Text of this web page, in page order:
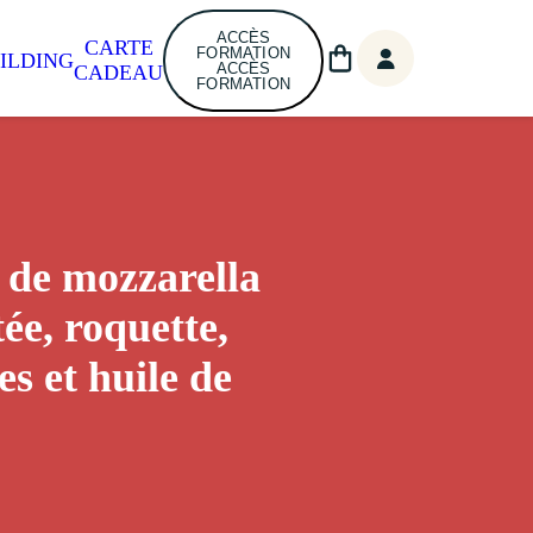
CARTE
CADEAU
ACCÈS
FORMATION
ACCÈS
FORMATION
de mozzarella
roquette,
et huile de